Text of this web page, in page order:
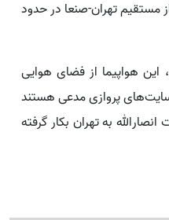
مستقیم تهران-صنعا در حدود
هواپیما از فضای هوایی
پروازی مدعی هستند
به تهران بکار گرفته